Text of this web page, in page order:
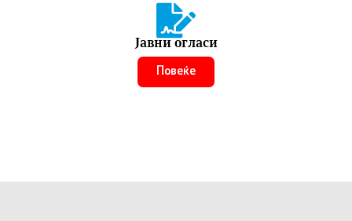
Јавни огласи
Повеќе